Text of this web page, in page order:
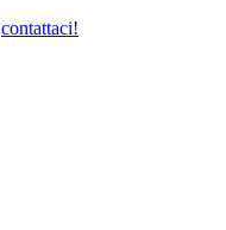
contattaci!